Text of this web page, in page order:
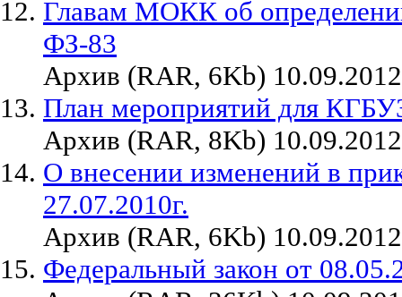
Главам МОКК об
ФЗ-83
Архив (RAR, 6Kb) 10.09.2012
План мероприятий для
Архив (RAR, 8Kb) 10.09.2012
О внесении изменений в
27.07.2010г.
Архив (RAR, 6Kb) 10.09.2012
Федеральный закон от